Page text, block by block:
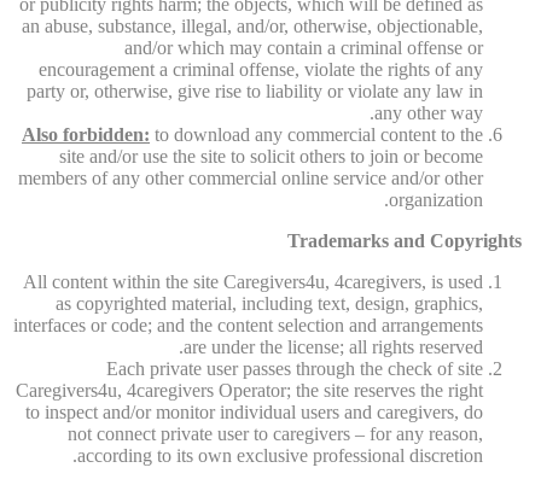
or publicity rights harm; the objects, which will be defined as
an abuse, substance, illegal, and/or, otherwise, objectionable,
and/or which may contain a criminal offense or
encouragement a criminal offense, violate the rights of any
party or, otherwise, give rise to liability or violate any law in
any other way.
Also forbidden: to download any commercial content to the
site and/or use the site to solicit others to join or become
members of any other commercial online service and/or other
organization.
Trademarks and Copyrights
All content within the site Caregivers4u, 4caregivers, is used
as copyrighted material, including text, design, graphics,
interfaces or code; and the content selection and arrangements
are under the license; all rights reserved.
Each private user passes through the check of site
Caregivers4u, 4caregivers Operator; the site reserves the right
to inspect and/or monitor individual users and caregivers, do
not connect private user to caregivers – for any reason,
according to its own exclusive professional discretion.